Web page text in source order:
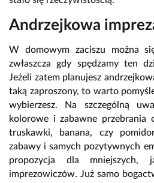
Andrzejkowa
W domowym zaciszu można
zwłaszcza gdy spędzamy ten
Jeżeli zatem planujesz
taką zaproszony, to warto
wybierzesz. Na szczególną
kolorowe i zabawne przebrania
truskawki, banana, czy
zabawy i samych pozytywnych
propozycja dla
imprezowiczów. Już samo